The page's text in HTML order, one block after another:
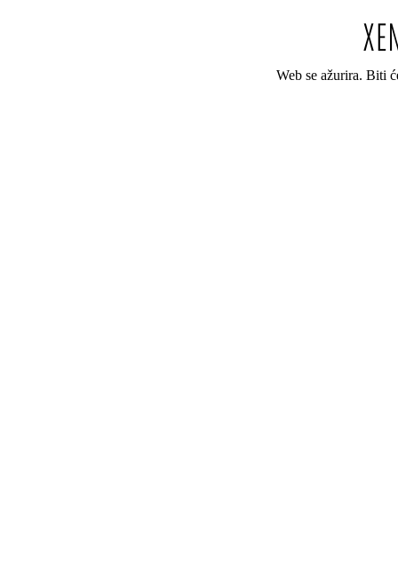
Web se ažurira. Biti